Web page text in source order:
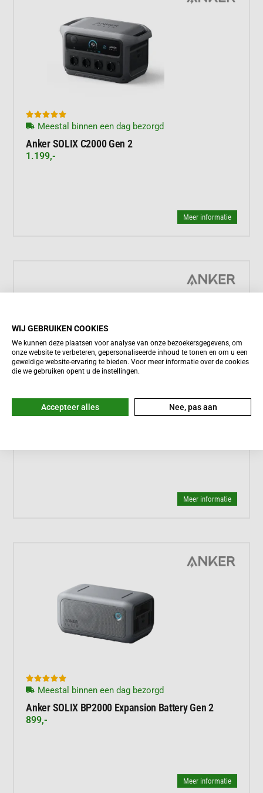

Meestal binnen een dag bezorgd
Anker SOLIX C2000 Gen 2
1.199,-
Meer informatie
Meestal binnen een dag bezorgd
Meer informatie

Meestal binnen een dag bezorgd
Anker SOLIX BP2000 Expansion Battery Gen 2
899,-
Meer informatie
WIJ GEBRUIKEN COOKIES
We kunnen deze plaatsen voor analyse van onze bezoekersgegevens, om
onze website te verbeteren, gepersonaliseerde inhoud te tonen en om u een
geweldige website-ervaring te bieden. Voor meer informatie over de cookies
die we gebruiken opent u de instellingen.
Accepteer alles Nee, pas aan